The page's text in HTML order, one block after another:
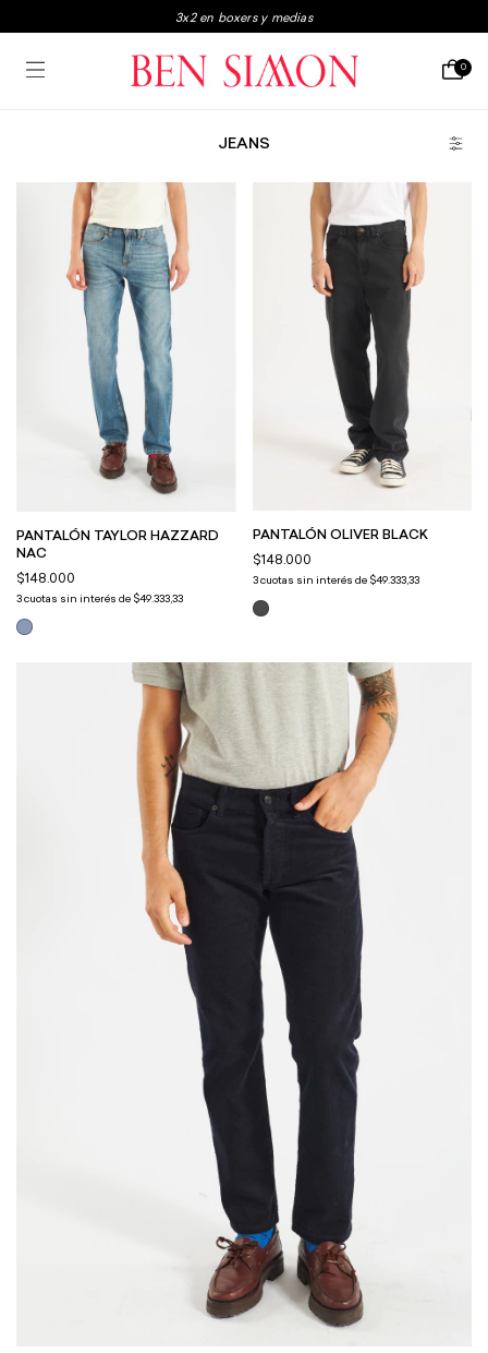
3x2 en boxers y medias
3 y 6 Cuotas sin interés
0
JEANS
PANTALÓN TAYLOR HAZZARD
NAC
$148.000
3cuotas sin interés de $49.333,33
PANTALÓN OLIVER BLACK
$148.000
3 cuotas sin interés de $49.333,33